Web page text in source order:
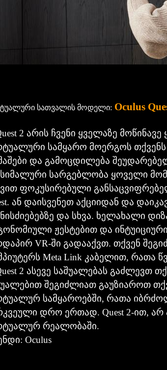
სათვალის მოდელი: Oculus
2 არის ჩვენი ყველაზე
სამყარო მოერგოს
და გამოცდილება
სარგებლობა ყოველი
ფოკუსირებული
ან დაისვენეთ აქციიდან და
და სხვა. ხელახალი
ჟესტებით და
VR-ში გადააქვთ. თქვენ
Meta Link კაბელით, რათა
2 ასევე საშუალებას გაძლევთ
შეგიძლიათ გაუზიაროთ
სამყაროებში, რათა
დრო ერთად. Quest 2-ით, არ
რეალობაში.
Oculus